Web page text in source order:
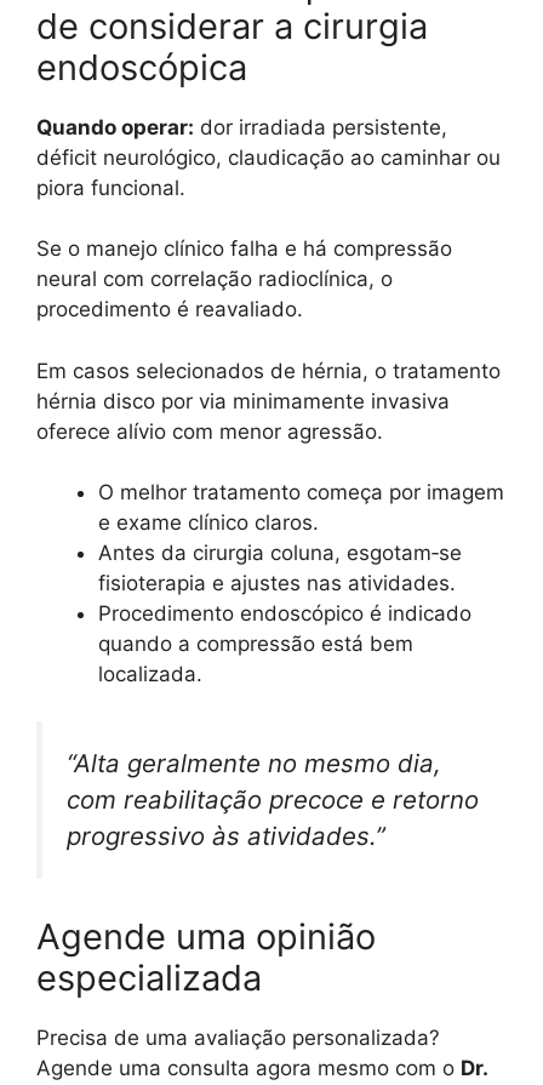
de considerar a cirurgia
endoscópica
Quando operar: dor irradiada persistente,
déficit neurológico, claudicação ao caminhar ou
piora funcional.
Se o manejo clínico falha e há compressão
neural com correlação radioclínica, o
procedimento é reavaliado.
Em casos selecionados de hérnia, o tratamento
hérnia disco por via minimamente invasiva
oferece alívio com menor agressão.
O melhor tratamento começa por imagem
e exame clínico claros.
Antes da cirurgia coluna, esgotam‑se
fisioterapia e ajustes nas atividades.
Procedimento endoscópico é indicado
quando a compressão está bem
localizada.
“Alta geralmente no mesmo dia,
com reabilitação precoce e retorno
progressivo às atividades.”
Agende uma opinião
especializada
Precisa de uma avaliação personalizada?
Agende uma consulta agora mesmo com o Dr.